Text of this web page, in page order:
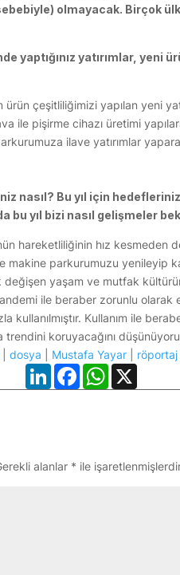
olmayacak. Birçok
yaptığınız yatırımlar, yeni
ürün çeşitliliğimizi yapılan yeni
ile pişirme cihazı üretimi
ilave yatırımlar
nasıl? Bu yıl için
bu yıl bizi nasıl gelişmeler
hareketliliğinin hız kesmeden
makine parkurumuzu yenileyip
değişen yaşam ve mutfak
ile beraber zorunlu olarak
kullanılmıştır. Kullanım ile
trendini koruyacağını
|dosya Mustafa Yayar röportaj
LinkedInFacebookWhatsApp
X
alanlar * ile